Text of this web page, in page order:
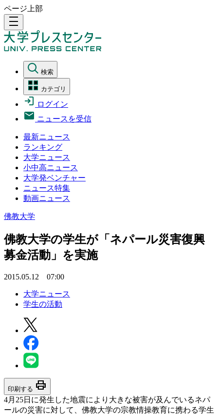
ページ上部
density_medium
検索
カテゴリ
ログイン
ニュースを受信
最新ニュース
ランキング
大学ニュース
小中高ニュース
大学発ベンチャー
ニュース特集
動画ニュース
佛教大学
佛教大学の学生が「ネパール災害復興
募金活動」を実施
2015.05.12 07:00
大学ニュース
学生の活動
印刷する print
4月25日に発生した地震により大きな被害が及んでいるネパ
ールの災害に対して、佛教大学の宗教情操教育に携わる学生